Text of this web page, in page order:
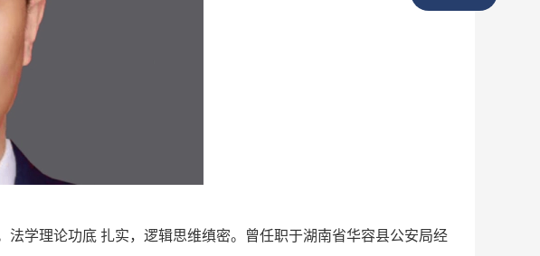
学理论功底 扎实，逻辑思维缜密。曾任职于湖南省华容县公安局经